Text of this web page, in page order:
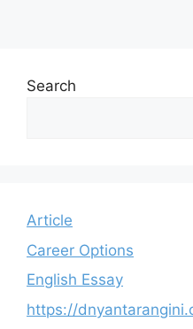
Search
Article
Career Options
English Essay
https://